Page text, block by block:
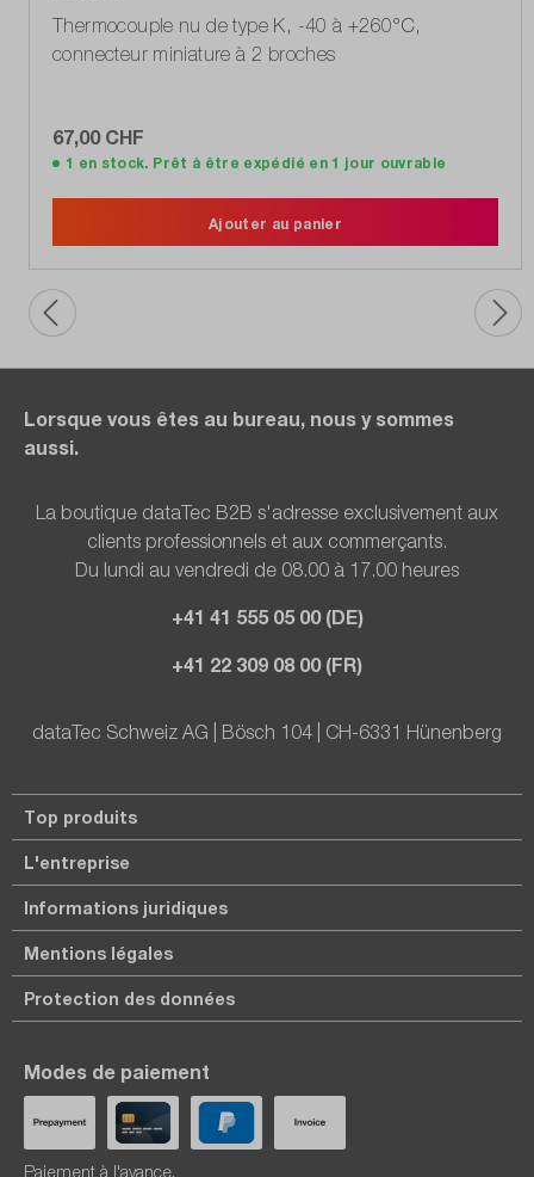
Thermocouple nu de type K, -40 à +260°C,
connecteur miniature à 2 broches
67,00 CHF
1 en stock. Prêt à être expédié en 1 jour ouvrable
Ajouter au panier
Lorsque vous êtes au bureau, nous y sommes
aussi.
La boutique dataTec B2B s'adresse exclusivement aux
clients professionnels et aux commerçants.
Du lundi au vendredi de 08.00 à 17.00 heures
+41 41 555 05 00 (DE)
+41 22 309 08 00 (FR)
dataTec Schweiz AG | Bösch 104 | CH-6331 Hünenberg
Top produits
L'entreprise
Informations juridiques
Mentions légales
Protection des données
Modes de paiement
Paiement à l'avance.